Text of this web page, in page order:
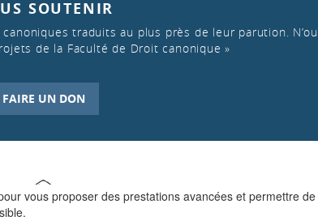
vous proposer des prestations avancées et permettre de
SOUTENIR
traduits au plus près de leur parution.
de la Faculté de Droit canonique »
FAIRE UN DON